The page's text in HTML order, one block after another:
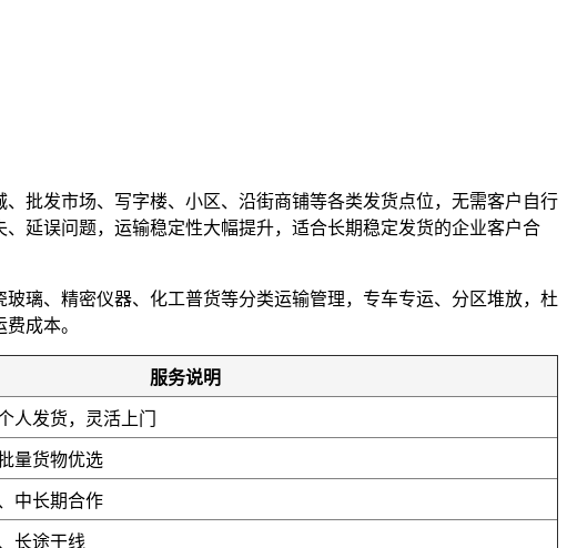
批发市场、写字楼、小区、沿街商铺等各类发货点位，无需客户自行
延误问题，运输稳定性大幅提升，适合长期稳定发货的企业客户合
璃、精密仪器、化工普货等分类运输管理，专车专运、分区堆放，杜
成本。
服务说明
人发货，灵活上门
量货物优选
中长期合作
长途干线